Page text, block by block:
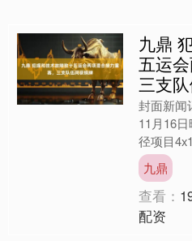
九鼎
五运
三支
封面新闻
11月16
径项目
合接力决
混合接力
九鼎
查看：
配资